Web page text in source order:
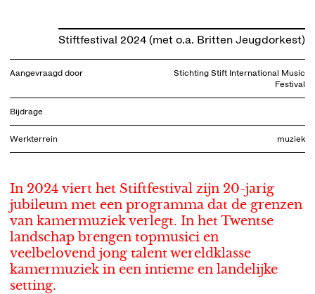
Stiftfestival 2024 (met o.a. Britten Jeugdorkest)
Aangevraagd door
Stichting Stift International Music
Festival
Bijdrage
Werkterrein muziek
In 2024 viert het Stiftfestival zijn 20-jarig
jubileum met een programma dat de grenzen
van kamermuziek verlegt. In het Twentse
landschap brengen topmusici en
veelbelovend jong talent wereldklasse
kamermuziek in een intieme en landelijke
setting.